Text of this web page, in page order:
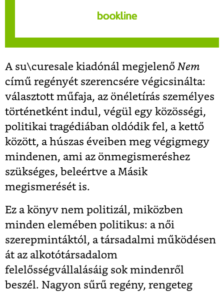
A su\curesale kiadónál megjelenő Nem
című regényét szerencsére végicsinálta:
választott műfaja, az önéletírás személyes
történetként indul, végül egy közösségi,
politikai tragédiában oldódik fel, a kettő
között, a húszas éveiben meg végigmegy
mindenen, ami az önmegismeréshez
szükséges, beleértve a Másik
megismerését is.
Ez a könyv nem politizál, miközben
minden elemében politikus: a női
szerepmintáktól, a társadalmi működésen
át az alkotótársadalom
felelősségvállalásáig sok mindenről
beszél. Nagyon sűrű regény, rengeteg